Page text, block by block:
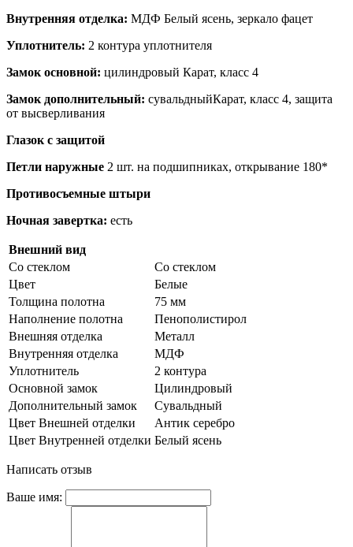
Внутренняя отделка: МДФ Белый ясень, зеркало фацет
Уплотнитель: 2 контура уплотнителя
Замок основной: цилиндровый Карат, класс 4
Замок дополнительный: сувальдныйКарат, класс 4, защита
от высверливания
Глазок с защитой
Петли наружные 2 шт. на подшипниках, открывание 180*
Противосъемные штыри
Ночная завертка: есть
Внешний вид
Со стеклом
Со стеклом
Цвет
Белые
Толщина полотна
75 мм
Наполнение полотна
Пенополистирол
Внешняя отделка
Металл
Внутренняя отделка
МДФ
Уплотнитель
2 контура
Основной замок
Цилиндровый
Дополнительный замок
Сувальдный
Цвет Внешней отделки
Антик серебро
Цвет Внутренней отделки Белый ясень
Написать отзыв
Ваше имя: